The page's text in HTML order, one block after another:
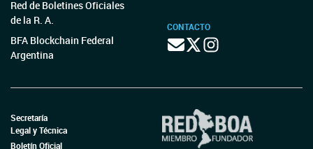
Red de Boletines Oficiales
de la R. A.
BFA Blockchain Federal
Argentina
CONTACTO
Secretaría
Legal y Técnica
Boletín Oficial